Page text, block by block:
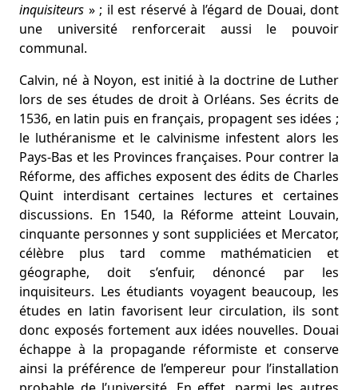
inquisiteurs » ; il est réservé à l’égard de Douai, dont
une université renforcerait aussi le pouvoir
communal.
Calvin, né à Noyon, est initié à la doctrine de Luther
lors de ses études de droit à Orléans. Ses écrits de
1536, en latin puis en français, propagent ses idées ;
le luthéranisme et le calvinisme infestent alors les
Pays-Bas et les Provinces françaises. Pour contrer la
Réforme, des affiches exposent des édits de Charles
Quint interdisant certaines lectures et certaines
discussions. En 1540, la Réforme atteint Louvain,
cinquante personnes y sont suppliciées et Mercator,
célèbre plus tard comme mathématicien et
géographe, doit s’enfuir, dénoncé par les
inquisiteurs. Les étudiants voyagent beaucoup, les
études en latin favorisent leur circulation, ils sont
donc exposés fortement aux idées nouvelles. Douai
échappe à la propagande réformiste et conserve
ainsi la préférence de l’empereur pour l’installation